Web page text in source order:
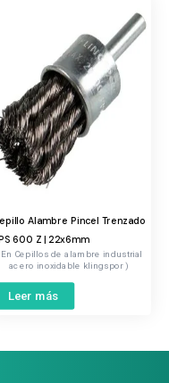
Alambre Pincel Trenzado
600 Z | 22x6mm
Cepillos de alambre industrial
acero inoxidable klingspor
Leer más